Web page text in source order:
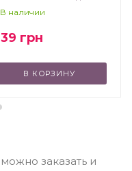
В наличии
грн
В КОРЗИНУ
заказать и